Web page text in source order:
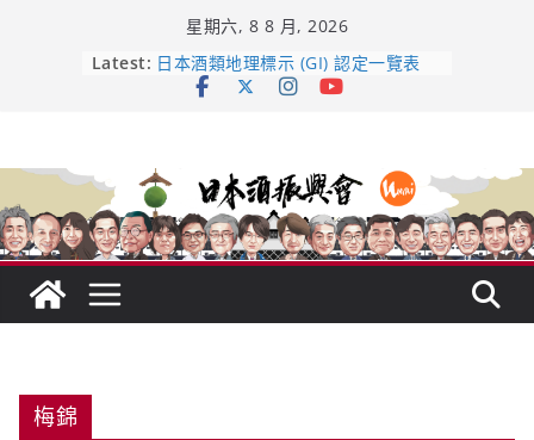
星期六, 8 8 月, 2026
Latest: 龜之井酒造：口說上手 – 山形純米大
吟釀的堅持與傳承 ～ くどき上手
響 𝟭𝟮 年 復活了!
【酒業商戰】130年老酒藏殺入股票
市場！梅乃宿上市背後的密碼
梅錦